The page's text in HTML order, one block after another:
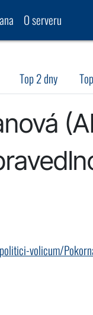
O serveru
Top 2 dny
volicum/